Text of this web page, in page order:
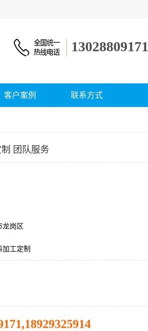
13028809171
客户案例 联系方式
团队服务
龙岗区
工定制